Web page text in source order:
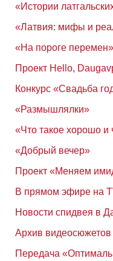
«Истории
«Латвия: мифы и
«На пороге перемен»
Проект Hello,
Конкурс «Свадьба
«Размышлялки»
«Что такое хорошо и
«Добрый вечер»
Проект «Меняем
В прямом эфире на
Новости спидвея в
Архив видеосюжетов
Передача